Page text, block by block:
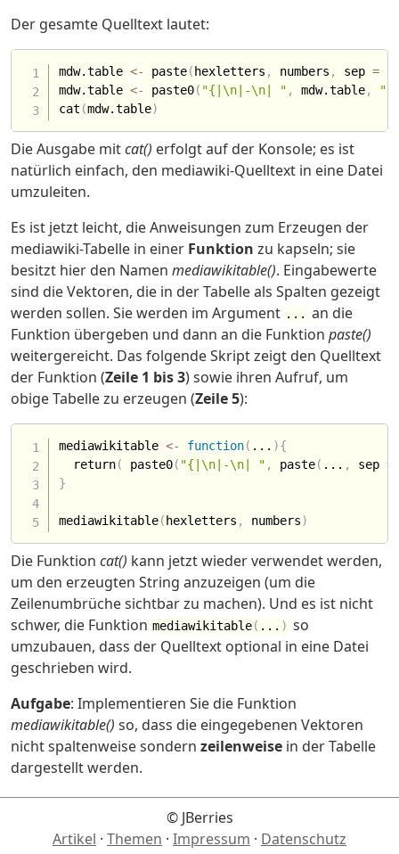
Der gesamte Quelltext lautet:
mdw.table <- paste( hexletters , numbers , sep =
mdw.table <- paste0( "{|\n|-\n| " , mdw.table,
cat (mdw.table)
Die Ausgabe mitcat() erfolgt auf der Konsole; es ist
natürlich einfach, den mediawiki-Quelltext in eine Datei
umzuleiten.
Es ist jetzt leicht, die Anweisungen zum Erzeugen der
mediawiki-Tabelle in einer Funktion zu kapseln; sie
besitzt hier den Namen mediawikitable(). Eingabewerte
sind die Vektoren, die in der Tabelle als Spalten gezeigt
werden sollen. Sie werden im Argument ... an die
Funktion übergeben und dann an die Funktion paste()
weitergereicht. Das folgende Skript zeigt den Quelltext
der Funktion (Zeile 1 bis 3) sowie ihren Aufruf, um
obige Tabelle zu erzeugen (Zeile 5):
mediawikitable <- function( ... ){
  return
( paste0( "{|\n|-\n| " , paste( ... , sep =
}
mediawikitable( hexletters , numbers)
Die Funktion cat() kann jetzt wieder verwendet werden,
um den erzeugten String anzuzeigen (um die
Zeilenumbrüche sichtbar zu machen). Und es ist nicht
schwer, die Funktion mediawikitable( ... ) so
umzubauen, dass der Quelltext optional in eine Datei
geschrieben wird.
Aufgabe: Implementieren Sie die Funktion
mediawikitable() so, dass die eingegebenen Vektoren
nicht spaltenweise sondern zeilenweise in der Tabelle
dargestellt werden.
© JBerries
Artikel · Themen · Impressum · Datenschutz